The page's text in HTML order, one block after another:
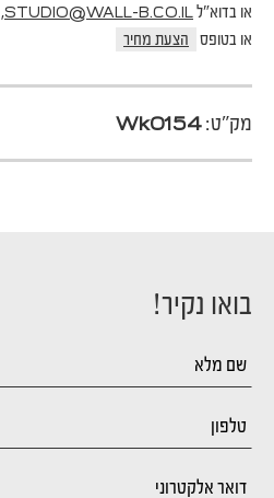
או בדוא"לSTUDIO@WALL-B.CO.IL
,
או בטופס
הצעת מחיר
מק"ט:Wk0154
בואו נקיר!